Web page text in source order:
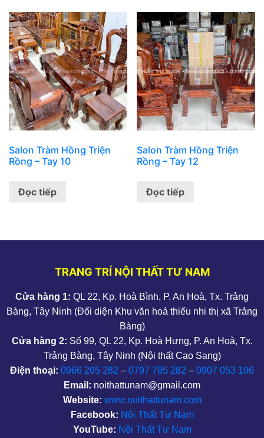
Salon Tràm Hồng Triện
Rồng – Tay 10
Đọc tiếp
Salon Tràm Hồng Triện
Rồng – Tay 12
Đọc tiếp
TRANG TRÍ NỘI THẤT TƯ NAM
Cửa hàng 1: QL 22, Kp. Hoà Bình, P. An Hoà, Tx. Trảng
Bàng, Tây Ninh (Đối diện Khu văn hoá thiếu nhi thị xã Trảng
Bàng)
Cửa hàng 2: Số 99, QL 22, Kp. Hoà Hưng, P. An Hoà, Tx.
Trảng Bàng, Tây Ninh (Nội thất Cao Sang)
Điện thoại: 0966 205 282 – 0797 705 282 – 0907 053 106
Email: noithattunam@gmail.com
Website: www.noithattunam.com
Facebook: Nội Thất Tư Nam
YouTube: Nội Thất Tư Nam